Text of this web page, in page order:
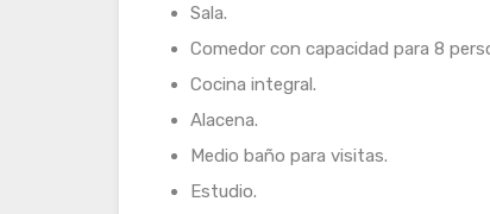
Sala.
Comedor con capacidad para 8
Cocina integral.
Alacena.
Medio baño para visitas.
Estudio.